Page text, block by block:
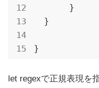
       }
  }
let regexで正規表現を